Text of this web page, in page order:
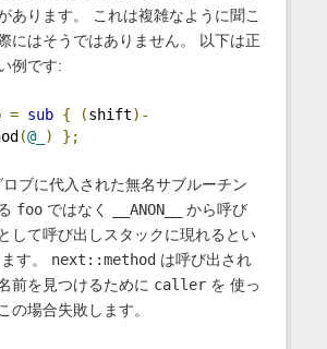
あります。 これは複雑なように聞こ
にはそうではありません。 以下は正
例です:
= sub { (shift)-
(@_ ) };
ブに代入された無名サブルーチン
fooではなく __ANON__
から呼び
して呼び出しスタックに現れるとい
す。 next::method は呼び出され
前を見つけるために callerを 使っ
の場合失敗します。